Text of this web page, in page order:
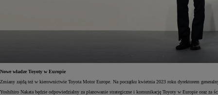
Nowe władze Toyoty w Europie
Zmiany zajdą też w kierownictwie Toyota Motor Europe. Na początku kwietnia 2023 roku dyrektorem
Yoshihiro Nakata będzie odpowiedzialny za planowanie strategiczne i komunikację Toyoty w Europie oraz